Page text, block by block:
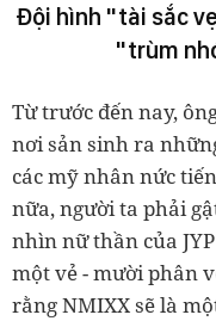
Đội hình "tài sắc
"trùm
Từ trước đến nay,
nơi sản sinh ra
các mỹ nhân nức
nữa, người ta phải
nhìn nữ thần của
một vẻ - mười phân
rằng NMIXX sẽ là